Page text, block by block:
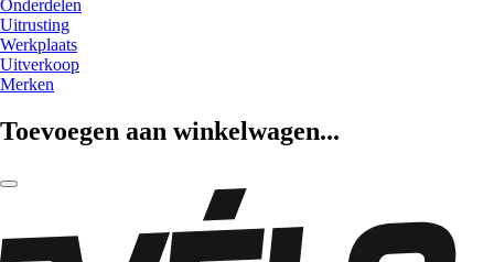
Onderdelen
Uitrusting
Werkplaats
Uitverkoop
Merken
Toevoegen aan winkelwagen...